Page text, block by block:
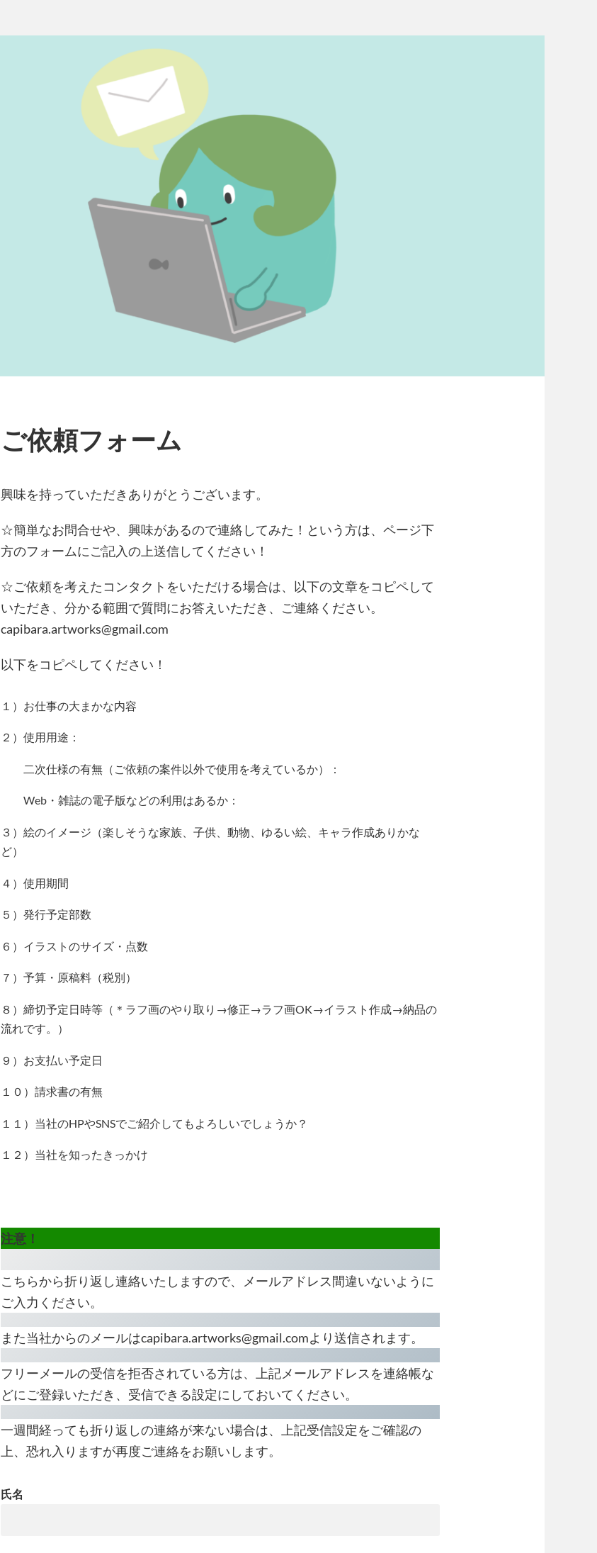
ご依頼フォーム
興味を持っていただきありがとうございます。
☆簡単なお問合せや、興味があるので連絡してみた ！という方は、ページ下
方のフォームにご記入の上送信してください！
☆ご依頼を考えたコンタクトをいただける場合は、以下の文章をコピペして
いただき、分かる範囲で質問にお答えいただき、ご連絡ください。
capibara.artworks@gmail.com
以下をコピペしてください！
１）お仕事の大まかな内容
２）使用用途：
二次仕様の有無（ご依頼の案件以外で使用を考えているか）：
Web・雑誌の電子版などの利用はあるか：
３）絵のイメージ（楽しそうな家族、子供、動物、ゆるい絵、キャラ作成ありかな
ど）
４）使用期間
５）発行予定部数
６）イラストのサイズ・点数
７）予算・原稿料（税別）
８）締切予定日時等（＊ラフ画のやり取り→修正→ラフ画OK→イラスト作成→納品の
流れです。）
９）お支払い予定日
１０）請求書の有無
１１）当社のHPやSNSでご紹介してもよろしいでしょうか？
１２）当社を知ったきっかけ
注意！
こちらから折り返し連絡いたしますので、メールアドレス間違いないように
ご入力ください。
また当社からのメールはcapibara.artworks@gmail.comより送信されます。
フリーメールの受信を拒否されている方は、上記メールアドレスを連絡帳な
どにご登録いただき、受信できる設定にしておいてください。
一週間経っても折り返しの連絡が来ない場合は、上記受信設定をご確認の
上、恐れ入りますが再度ご連絡をお願いします。
氏名